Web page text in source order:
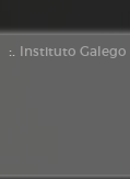
:. Instituto Galego